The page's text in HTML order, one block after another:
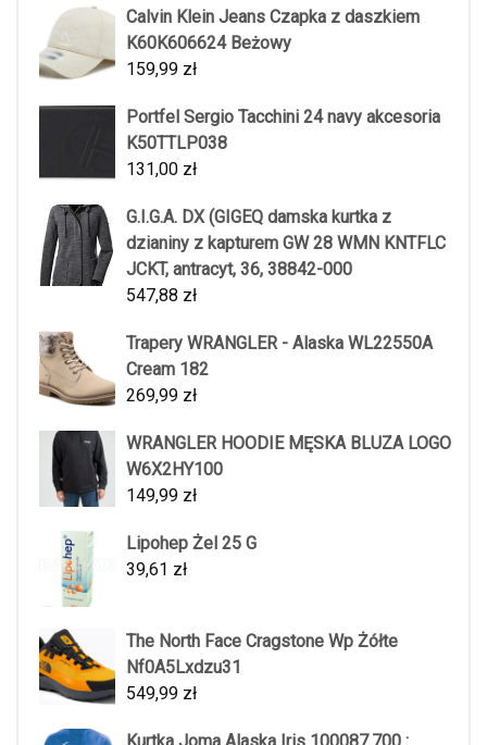
Calvin Klein Jeans Czapka z daszkiem
K60K606624 Beżowy
159,99 zł
Portfel Sergio Tacchini 24 navy akcesoria
K50TTLP038
131,00 zł
G.I.G.A. DX (GIGEQ damska kurtka z
dzianiny z kapturem GW 28 WMN KNTFLC
JCKT, antracyt, 36, 38842-000
547,88 zł
Trapery WRANGLER - Alaska WL22550A
Cream 182
269,99 zł
WRANGLER HOODIE MĘSKA BLUZA LOGO
W6X2HY100
149,99 zł
Lipohep Żel 25 G
39,61 zł
The North Face Cragstone Wp Żółte
Nf0A5Lxdzu31
549,99 zł